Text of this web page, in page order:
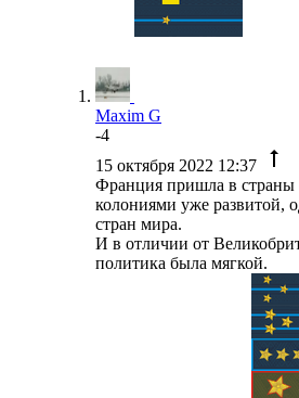
Maxim G
-4
15 октября 2022 12:37
Франция пришла в страны
колониями уже развитой,
стран мира.
И в отличии от
политика была мягкой.